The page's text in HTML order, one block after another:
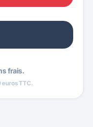
frais.
euros TTC.